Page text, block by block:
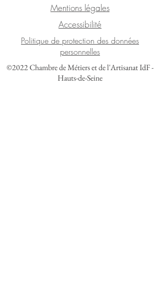
Mentions légales
Accessibilité
Politique de protection des données
personnelles
©2022 Chambre de Métiers et de l'Artisanat IdF -
Hauts-de-Seine